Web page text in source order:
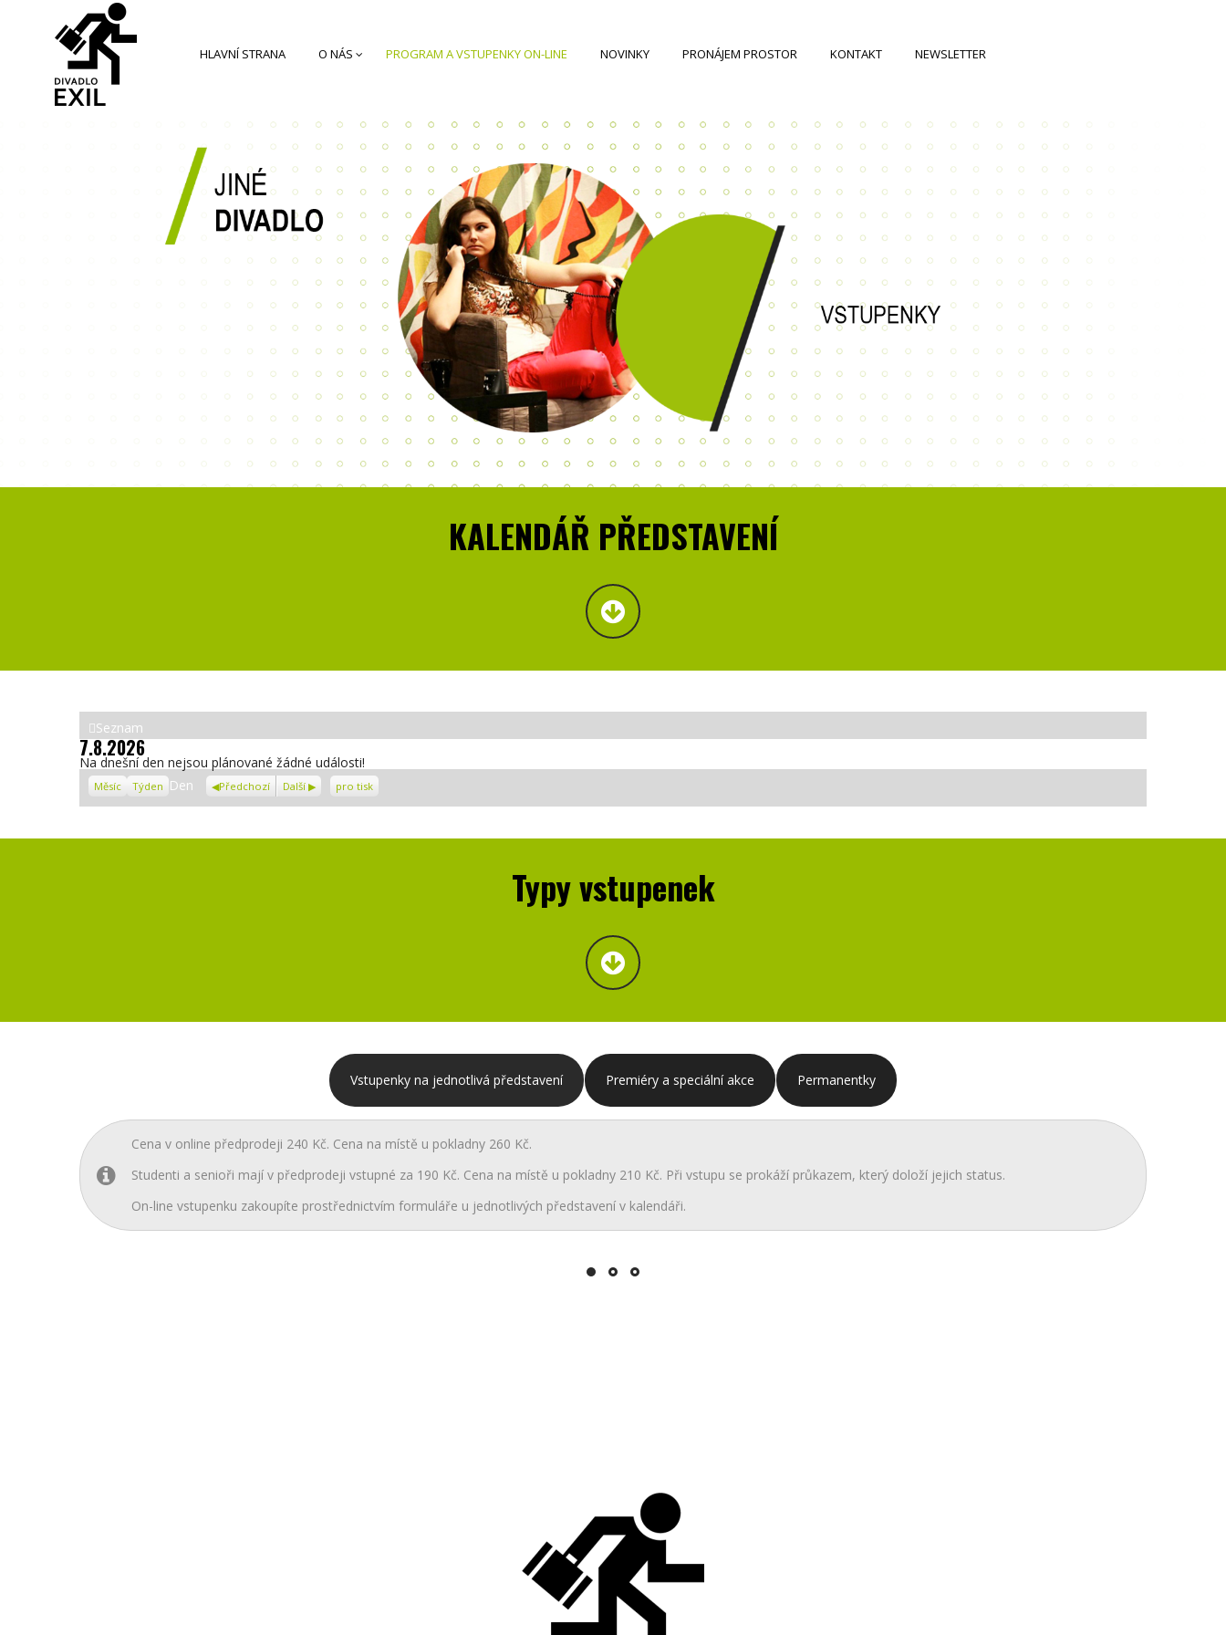
HLAVNÍ STRANA O NÁS PROGRAM A VSTUPENKY ON-LINE NOVINKY PRONÁJEM PROSTOR KONTAKT NEWSLETTER
KALENDÁŘ PŘEDSTAVENÍ
Zobrazit
jako
Seznam
7.8.2026
Na dnešní den nejsou plánované žádné události!
Měsíc Týden Den Předchozí Další Zobrazení
pro tisk
Typy vstupenek
Vstupenky na jednotlivá představení Premiéry a speciální akce Permanentky
Cena v online předprodeji 240 Kč. Cena na místě u pokladny 260 Kč.
Studenti a senioři mají v předprodeji vstupné za 190 Kč. Cena na místě u pokladny 210 Kč. Při vstupu se prokáží průkazem, který doloží jejich status.
On-line vstupenku zakoupíte prostřednictvím formuláře u jednotlivých představení v kalendáři.